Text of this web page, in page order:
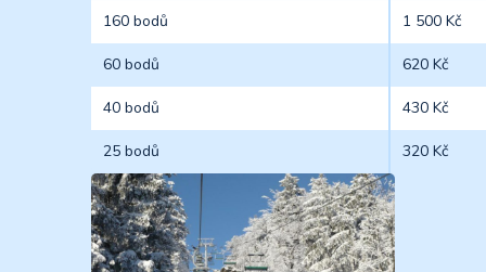
160 bodů 1 500 Kč
60 bodů 620 Kč
40 bodů 430 Kč
25 bodů 320 Kč